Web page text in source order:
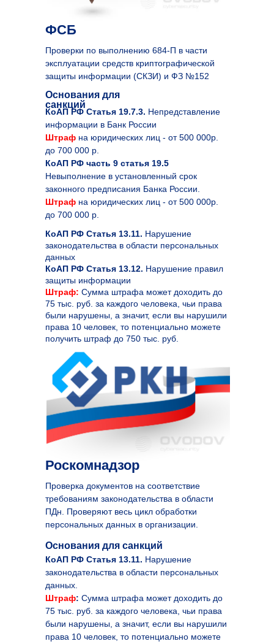
Основания для санкций
КоАП РФ Статья 19.7.3. Непредставление
информации в Банк России
Штраф на юридических лиц - от 500 000р.
до 700 000 р.
КоАП РФ часть 9 статья 19.5
Невыполнение в установленный срок
законного предписания Банка России.
Штраф на юридических лиц - от 500 000р.
до 700 000 р.
ФСБ
КоАП РФ Статья 13.11. Нарушение
законодательства в области персональных
данных
КоАП РФ Статья 13.12. Нарушение правил
защиты информации
Штраф: Сумма штрафа может доходить до
75 тыс. руб. за каждого человека, чьи права
были нарушены, а значит, если вы нарушили
права 10 человек, то потенциально можете
получить штраф до 750 тыс. руб.
Основания для
санкций
Проверки по выполнению 684-П в части
эксплуатации средств криптографической
защиты информации (СКЗИ) и ФЗ №152
Роскомнадзор
КоАП РФ Статья 13.11. Нарушение
законодательства в области персональных
данных.
Штраф: Сумма штрафа может доходить до
75 тыс. руб. за каждого человека, чьи права
были нарушены, а значит, если вы нарушили
права 10 человек, то потенциально можете
Проверка документов на соответствие
требованиям законодательства в области
ПДн. Проверяют весь цикл обработки
персональных данных в организации.